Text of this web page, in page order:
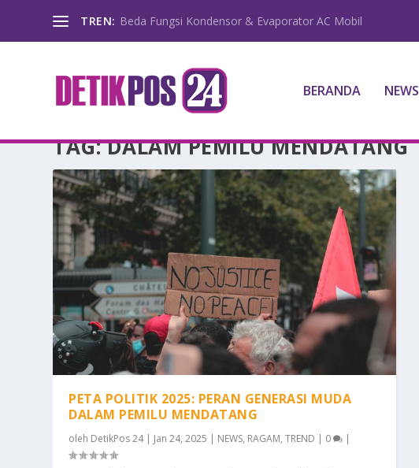
TREN: Beda Fungsi Kondensor & Evaporator AC Mobil
BERANDA NEWS
TAG:DALAM PEMILU MENDATANG
PETA POLITIK 2025: PERAN GENERASI MUDA
DALAM PEMILU MENDATANG
oleh DetikPos 24| Jan 24, 2025 | NEWS, RAGAM,TREND | 0 |